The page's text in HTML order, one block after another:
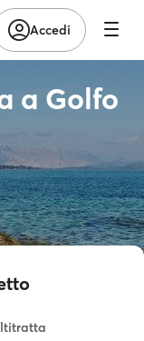
Accedi
a Golfo